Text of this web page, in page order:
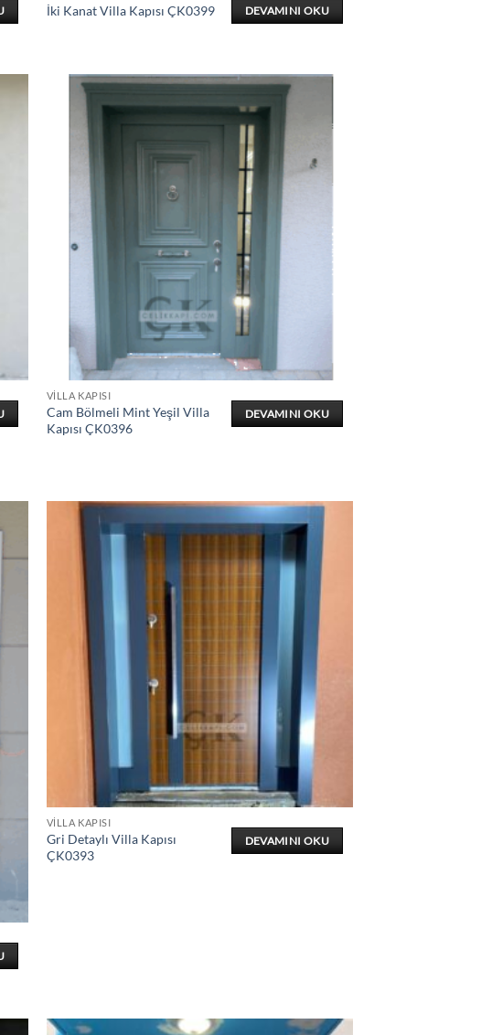
İki Kanat Villa Kapısı ÇK0399 DEVAMINI OKU
VILLA KAPISI
Cam Bölmeli Mint Yeşil Villa
Kapısı ÇK0396
DEVAMINI OKU
VILLA KAPISI
Gri Detaylı Villa Kapısı
ÇK0393
DEVAMINI OKU